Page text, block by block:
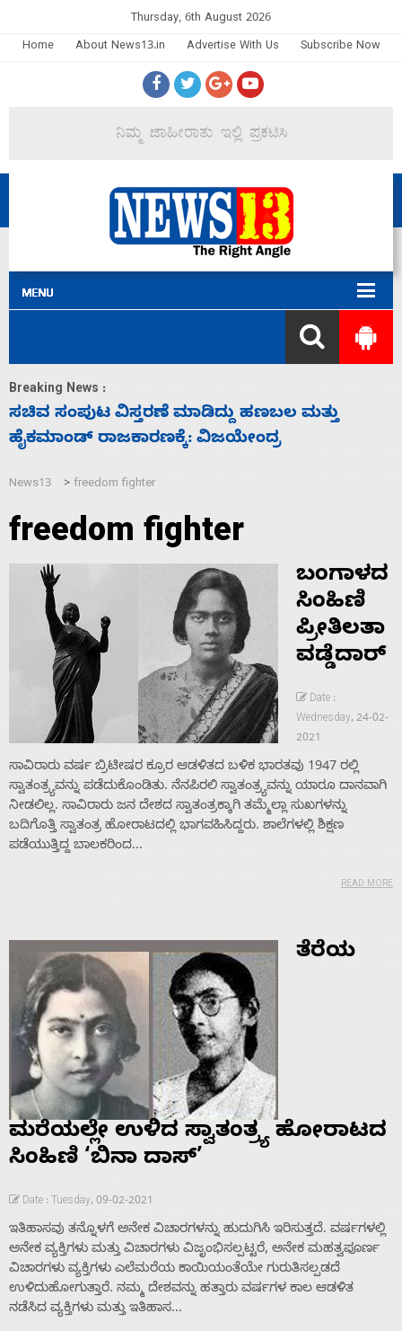
Thursday, 6th August 2026
Home
About News13.in Advertise With Us Subscribe Now
Breaking News :
‘ಕಳೆದ 3-4 ವರ್ಷಗಳಲ್ಲಿ 40 ಲಷ್ಕರ್ ಸದಸ್ಯರನ್ನು ಸದ್ದಿಲ್ಲದೆ
ಮುಗಿಸಿದೆ ಭಾರತ
Home
About
Us
News13 > freedom fighter
freedom fighter
ಬಂಗಾಳದ
ಸಿಂಹಿಣಿ
ಪ್ರೀತಿಲತಾ
ವಡ್ಡೆದಾರ್
Date :
Wednesday, 24-02-
2021
ಸಾವಿರಾರು ವರ್ಷ ಬ್ರಿಟೀಷರ ಕ್ರೂರ ಆಡಳಿತದ ಬಳಿಕ ಭಾರತವು 1947 ರಲ್ಲಿ
ಸ್ವಾತಂತ್ರ್ಯವನ್ನು ಪಡೆದುಕೊಂಡಿತು. ನೆನಪಿರಲಿ ಸ್ವಾತಂತ್ರ್ಯವನ್ನು ಯಾರೂ ದಾನವಾಗಿ
ನೀಡಲಿಲ್ಲ. ಸಾವಿರಾರು ಜನ ದೇಶದ ಸ್ವಾತಂತ್ರಕ್ಕಾಗಿ ತಮ್ಮೆಲ್ಲಾ ಸುಖಗಳನ್ನು
ಬದಿಗೊತ್ತಿ ಸ್ವಾತಂತ್ರ ಹೋರಾಟದಲ್ಲಿ ಭಾಗವಹಿಸಿದ್ದರು. ಶಾಲೆಗಳಲ್ಲಿ ಶಿಕ್ಷಣ
ಪಡೆಯುತ್ತಿದ್ದ ಬಾಲಕರಿಂದ...
READ MORE
ತೆರೆಯ
ಮರೆಯಲ್ಲೇ ಉಳಿದ ಸ್ವಾತಂತ್ರ್ಯ ಹೋರಾಟದ
ಸಿಂಹಿಣಿ ‘ಬಿನಾ ದಾಸ್’
Date : Tuesday, 09-02-2021
ಇತಿಹಾಸವು ತನ್ನೊಳಗೆ ಅನೇಕ ವಿಚಾರಗಳನ್ನು ಹುದುಗಿಸಿ ಇರಿಸುತ್ತದೆ. ವರ್ಷಗಳಲ್ಲಿ
ಅನೇಕ ವ್ಯಕ್ತಿಗಳು ಮತ್ತು ವಿಚಾರಗಳು ವಿಜೃಂಭಿಸಲ್ಪಟ್ಟರೆ, ಅನೇಕ ಮಹತ್ವಪೂರ್ಣ
ವಿಚಾರಗಳು ವ್ಯಕ್ತಿಗಳು ಎಲೆಮರೆಯ ಕಾಯಿಯಂತೆಯೇ ಗುರುತಿಸಲ್ಪಡದೆ
ಉಳಿದುಹೋಗುತ್ತಾರೆ. ನಮ್ಮ ದೇಶವನ್ನು ಹತ್ತಾರು ವರ್ಷಗಳ ಕಾಲ ಆಡಳಿತ
ನಡೆಸಿದ ವ್ಯಕ್ತಿಗಳು ಮತ್ತು ಇತಿಹಾಸ...